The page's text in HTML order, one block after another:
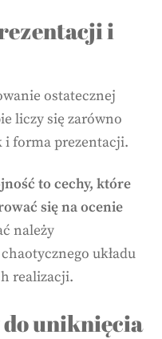
i
ostatecznej
liczy się zarówno
i forma prezentacji.
to cechy, które
się na ocenie
należy
układu
realizacji.
do uniknięcia